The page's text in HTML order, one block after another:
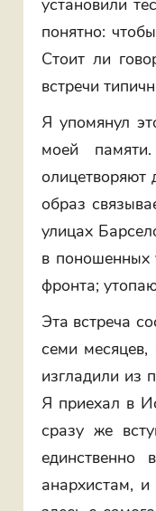
установили
понятно:
Стоит ли
встречи
Я упомянул
моей
олицетворяют
образ
улицах
в поношенных
фронта;
Эта встреча
семи
изгладили из
Я приехал в
сразу же
единственно
анархистам,